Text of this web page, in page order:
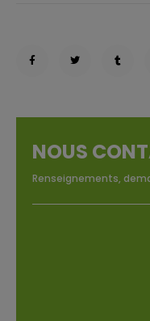
NOUS
Renseignements,